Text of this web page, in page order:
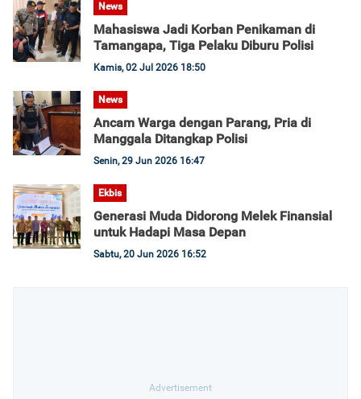
News
Mahasiswa Jadi Korban Penikaman di
Tamangapa, Tiga Pelaku Diburu Polisi
Kamis, 02 Jul 2026 18:50
News
Ancam Warga dengan Parang, Pria di
Manggala Ditangkap Polisi
Senin, 29 Jun 2026 16:47
Ekbis
Generasi Muda Didorong Melek Finansial
untuk Hadapi Masa Depan
Sabtu, 20 Jun 2026 16:52